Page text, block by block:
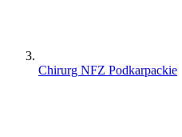
Chirurg NFZ Podkarpackie